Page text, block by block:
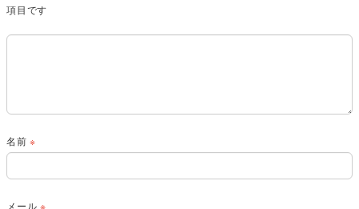
項目です
名前※
メール※